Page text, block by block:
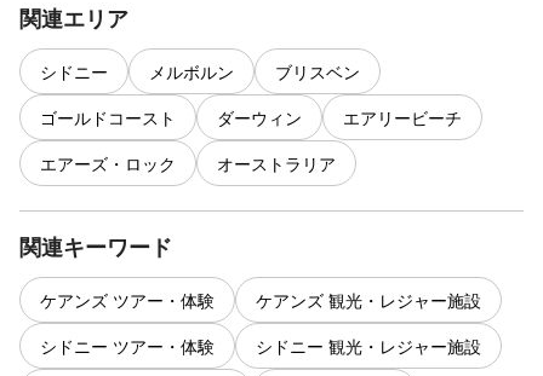
関連エリア
シドニー メルボルン
ブリスベン
ゴールドコースト
ダーウィン
エアリービーチ
エアーズ・ロック
オーストラリア
関連キーワード
ケアンズ ツアー・体験
ケアンズ 観光・レジャー施設
シドニー ツアー・体験
シドニー 観光・レジャー施設